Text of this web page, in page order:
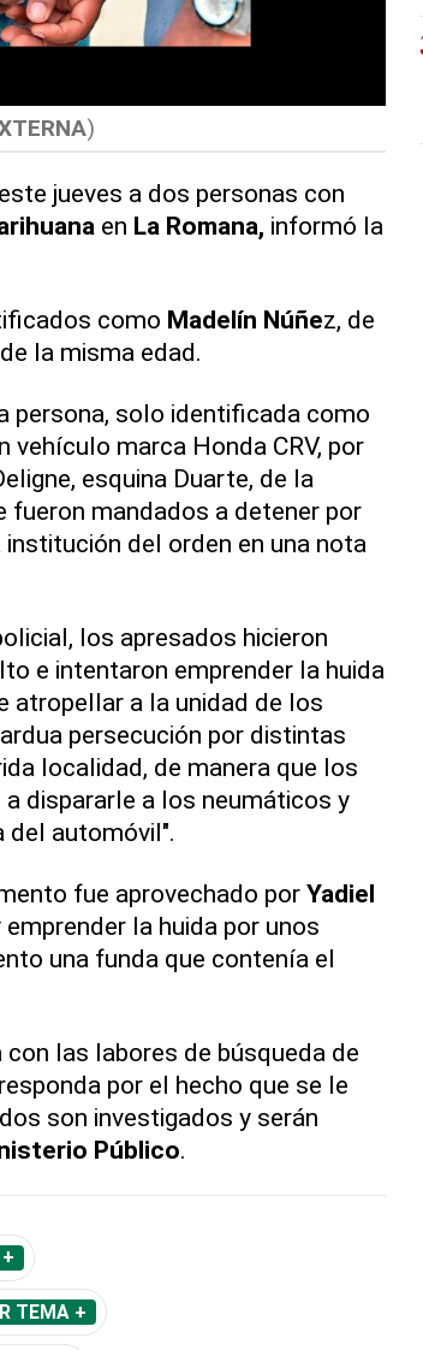
)
jueves a dos personas con
en La Romana, informó la
como Madelín Núñez, de
la misma edad.
persona, solo identificada como
vehículo marca Honda CRV, por
esquina Duarte, de la
fueron mandados a detener por
del orden en una nota
los apresados hicieron
e intentaron emprender la huida
atropellar a la unidad de los
persecución por distintas
localidad, de manera que los
dispararle a los neumáticos y
del automóvil".
fue aprovechado por Yadiel
la huida por unos
una funda que contenía el
las labores de búsqueda de
por el hecho que se le
son investigados y serán
Público.
TEMA +